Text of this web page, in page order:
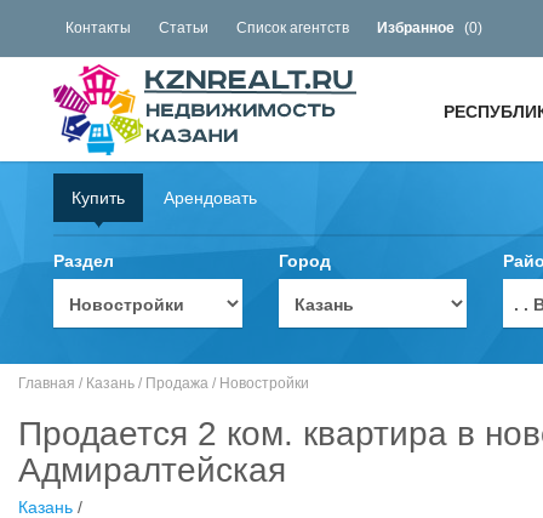
Контакты Статьи Список агентств Избранное (0)
Купить Арендовать
Раздел Город
. .
Главная / Казань / Продажа / Новостройки
Продается 2 ком. квартира в
Адмиралтейская
Казань /